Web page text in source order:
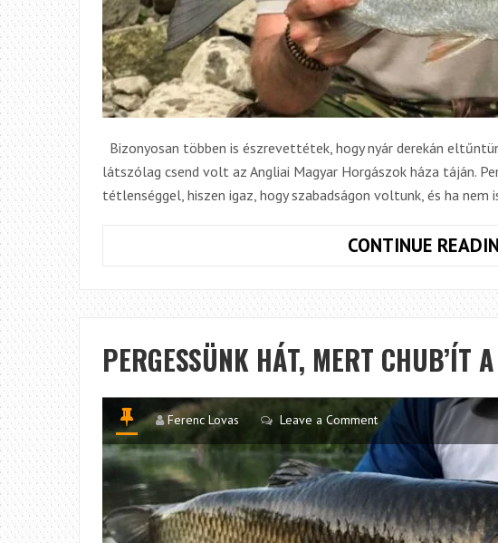
Bizonyosan többen is észrevettétek, hogy nyár derekán
látszólag csend volt az Angliai Magyar Horgászok háza táján.
tétlenséggel, hiszen igaz, hogy szabadságon voltunk, és ha nem
CONTINUE
PERGESSÜNK HÁT, MERT CHUB’ÍT
Ferenc Lovas Leave a Comment